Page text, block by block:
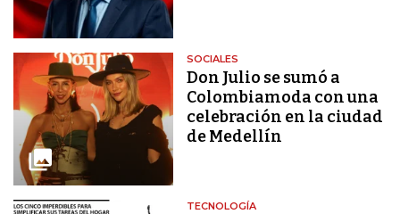
SOCIALES
Don Julio se sumó a
Colombiamoda con una
celebración en la ciudad
de Medellín
TECNOLOGÍA